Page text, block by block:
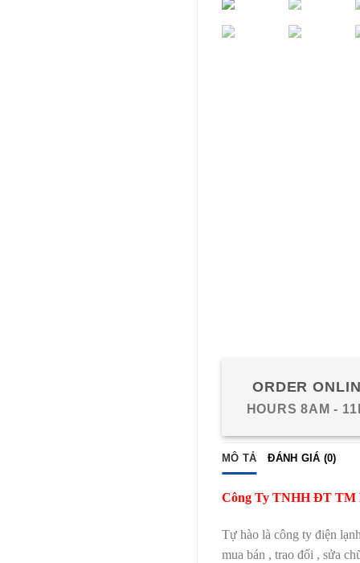
ORDER
HOURS 8AM -
MÔ TẢ ĐÁNH GIÁ (0)
Công Ty TNHH ĐT TM
Tự hào là công ty điện
mua bán , trao đổi , sửa